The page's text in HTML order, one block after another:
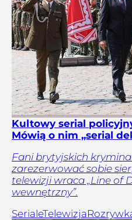
Kultowy serial
Mówią o nim „serial
Fani brytyjskich
zarezerwować sobie
telewizji wraca „Line of
wewnętrzny”.
SerialeTelewizja